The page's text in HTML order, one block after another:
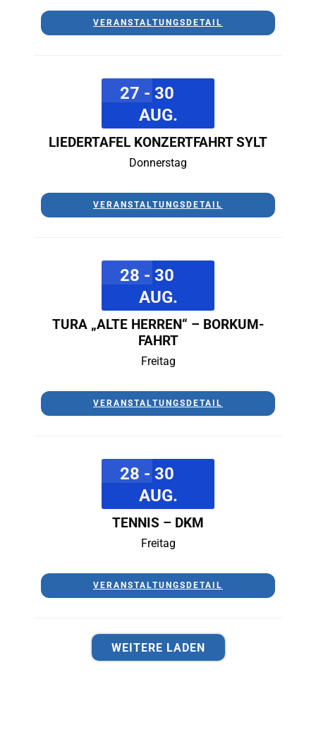
VERANSTALTUNGSDETAIL
27 - 30
AUG.
LIEDERTAFEL KONZERTFAHRT SYLT
Donnerstag
VERANSTALTUNGSDETAIL
28 - 30
AUG.
TURA „ALTE HERREN“ – BORKUM-
FAHRT
Freitag
VERANSTALTUNGSDETAIL
28 - 30
AUG.
TENNIS – DKM
Freitag
VERANSTALTUNGSDETAIL
WEITERE LADEN